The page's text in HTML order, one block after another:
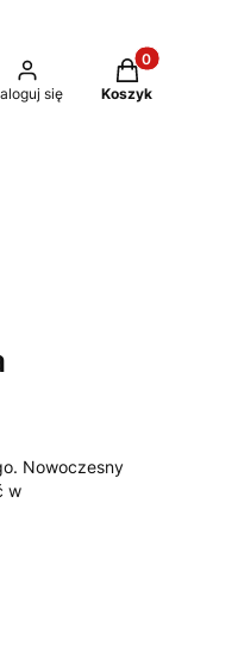
się
Produkty w
Koszyk
Nowoczesny
w